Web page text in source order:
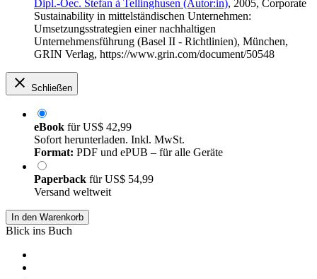
Dipl.-Oec. Stefan à Tellinghusen (Autor:in), 2005, Corporate
Sustainability in mittelständischen Unternehmen:
Umsetzungsstrategien einer nachhaltigen
Unternehmensführung (Basel II - Richtlinien), München,
GRIN Verlag, https://www.grin.com/document/50548
Schließen
eBook fürUS$ 42,99
Sofort herunterladen. Inkl. MwSt.
Format: PDF und ePUB – für alle Geräte
Paperback fürUS$ 54,99
Versand weltweit
In den Warenkorb
Blick ins Buch